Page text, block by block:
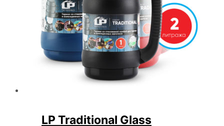
LP Traditional Glass